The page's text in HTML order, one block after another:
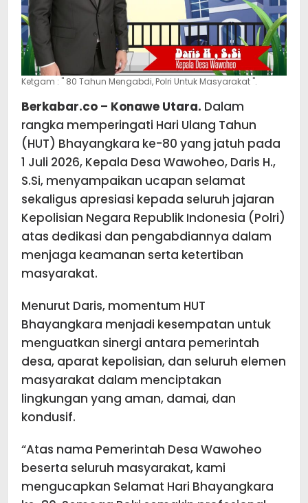
Ketgam : " 80 Tahun Mengabdi, Polri Untuk Masyarakat ".
Berkabar.co – Konawe Utara. Dalam
rangka memperingati Hari Ulang Tahun
(HUT) Bhayangkara ke-80 yang jatuh pada
1 Juli 2026, Kepala Desa Wawoheo, Daris H.,
S.Si, menyampaikan ucapan selamat
sekaligus apresiasi kepada seluruh jajaran
Kepolisian Negara Republik Indonesia (Polri)
atas dedikasi dan pengabdiannya dalam
menjaga keamanan serta ketertiban
masyarakat.
Menurut Daris, momentum HUT
Bhayangkara menjadi kesempatan untuk
menguatkan sinergi antara pemerintah
desa, aparat kepolisian, dan seluruh elemen
masyarakat dalam menciptakan
lingkungan yang aman, damai, dan
kondusif.
“Atas nama Pemerintah Desa Wawoheo
beserta seluruh masyarakat, kami
mengucapkan Selamat Hari Bhayangkara